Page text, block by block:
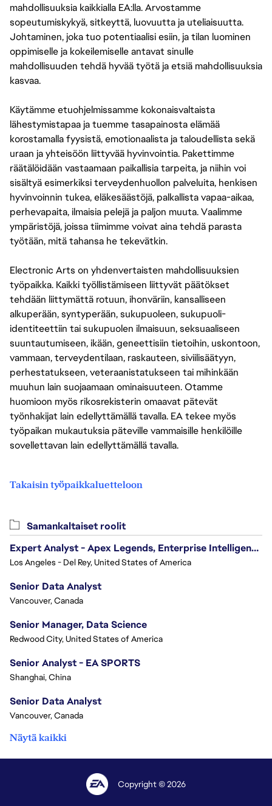
mahdollisuuksia kaikkialla EA:lla. Arvostamme
sopeutumiskykyä, sitkeyttä, luovuutta ja uteliaisuutta.
Johtaminen, joka tuo potentiaalisi esiin, ja tilan luominen
oppimiselle ja kokeilemiselle antavat sinulle
mahdollisuuden tehdä hyvää työtä ja etsiä mahdollisuuksia
kasvaa.
Käytämme etuohjelmissamme kokonaisvaltaista
lähestymistapaa ja tuemme tasapainosta elämää
korostamalla fyysistä, emotionaalista ja taloudellista sekä
uraan ja yhteisöön liittyvää hyvinvointia. Pakettimme
räätälöidään vastaamaan paikallisia tarpeita, ja niihin voi
sisältyä esimerkiksi terveydenhuollon palveluita, henkisen
hyvinvoinnin tukea, eläkesäästöjä, palkallista vapaa-aikaa,
perhevapaita, ilmaisia pelejä ja paljon muuta. Vaalimme
ympäristöjä, joissa tiimimme voivat aina tehdä parasta
työtään, mitä tahansa he tekevätkin.
Electronic Arts on yhdenvertaisten mahdollisuuksien
työpaikka. Kaikki työllistämiseen liittyvät päätökset
tehdään liittymättä rotuun, ihonväriin, kansalliseen
alkuperään, syntyperään, sukupuoleen, sukupuoli-
identiteettiin tai sukupuolen ilmaisuun, seksuaaliseen
suuntautumiseen, ikään, geneettisiin tietoihin, uskontoon,
vammaan, terveydentilaan, raskauteen, siviilisäätyyn,
perhestatukseen, veteraanistatukseen tai mihinkään
muuhun lain suojaamaan ominaisuuteen. Otamme
huomioon myös rikosrekisterin omaavat pätevät
työnhakijat lain edellyttämällä tavalla. EA tekee myös
työpaikan mukautuksia päteville vammaisille henkilöille
sovellettavan lain edellyttämällä tavalla.
Takaisin työpaikkaluetteloon
Samankaltaiset roolit
Expert Analyst - Apex Legends, Enterprise Intelligence (EI)
Los Angeles - Del Rey, United States of America
Senior Data Analyst
Vancouver, Canada
Senior Manager, Data Science
Redwood City, United States of America
Senior Analyst - EA SPORTS
Shanghai, China
Senior Data Analyst
Vancouver, Canada
Näytä kaikki
Copyright © 2026